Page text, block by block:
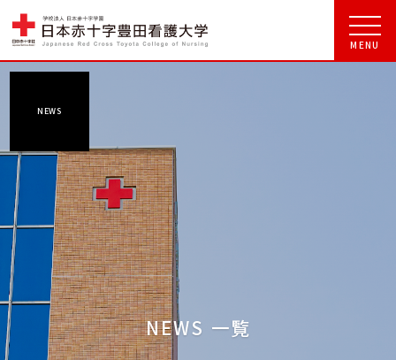
NEWS
NEWS 一覧